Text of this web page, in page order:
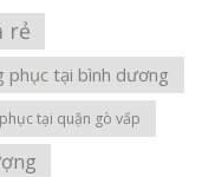
rẻ
phục tại bình dương
tại quận gò vấp